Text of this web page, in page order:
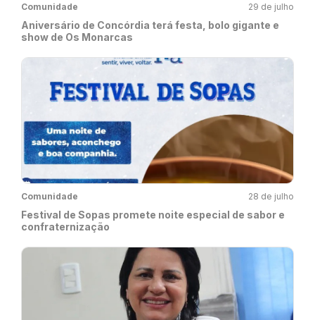
Comunidade 29 de julho
Aniversário de Concórdia terá festa, bolo gigante e
show de Os Monarcas
Comunidade 28 de julho
Festival de Sopas promete noite especial de sabor e
confraternização